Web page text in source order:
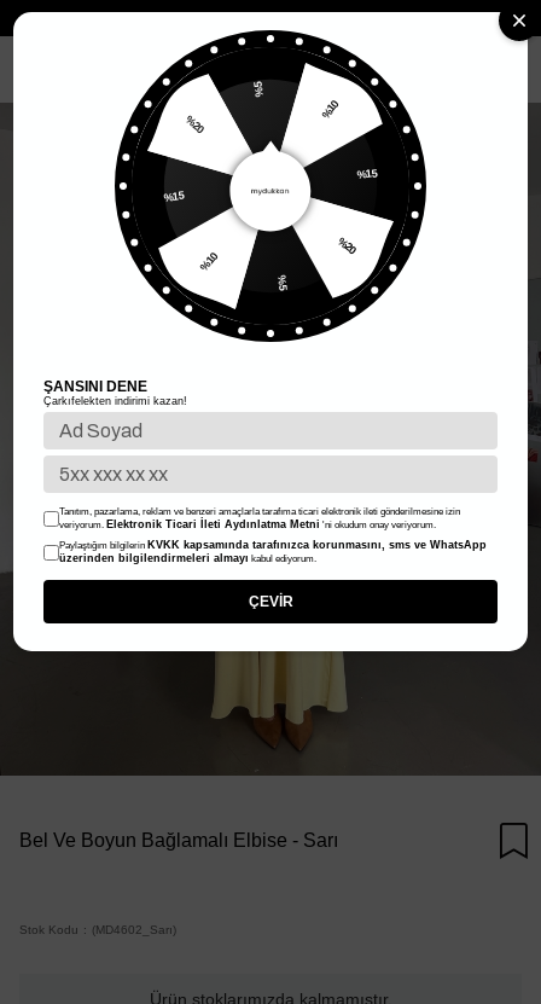
Kadın Üst Giyim Uzun Elbise
Bel Ve Boyun Bağlamalı Elbise - Sarı
Stok Kodu (MD4602_Sarı)
Ürün stoklarımızda kalmamıştır.
%10
%20
%10
%20
ŞANSINI DENE
Çarkıfelekten indirimi kazan!
Tanıtım, pazarlama, reklam ve benzeri amaçlarla tarafıma ticari elektronik ileti gönderilmesine izin
veriyorum. Elektronik Ticari İleti Aydınlatma Metni 'ni okudum onay veriyorum.
Paylaştığım bilgilerin KVKK kapsamında tarafınızca korunmasını, sms ve WhatsApp
üzerinden bilgilendirmeleri almayı kabul ediyorum.
ÇEVİR